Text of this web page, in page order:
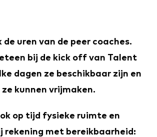
de uren van de peer coaches.
bij de kick off van Talent
dagen ze beschikbaar zijn en
ze kunnen vrijmaken.
op tijd fysieke ruimte en
rekening met bereikbaarheid: